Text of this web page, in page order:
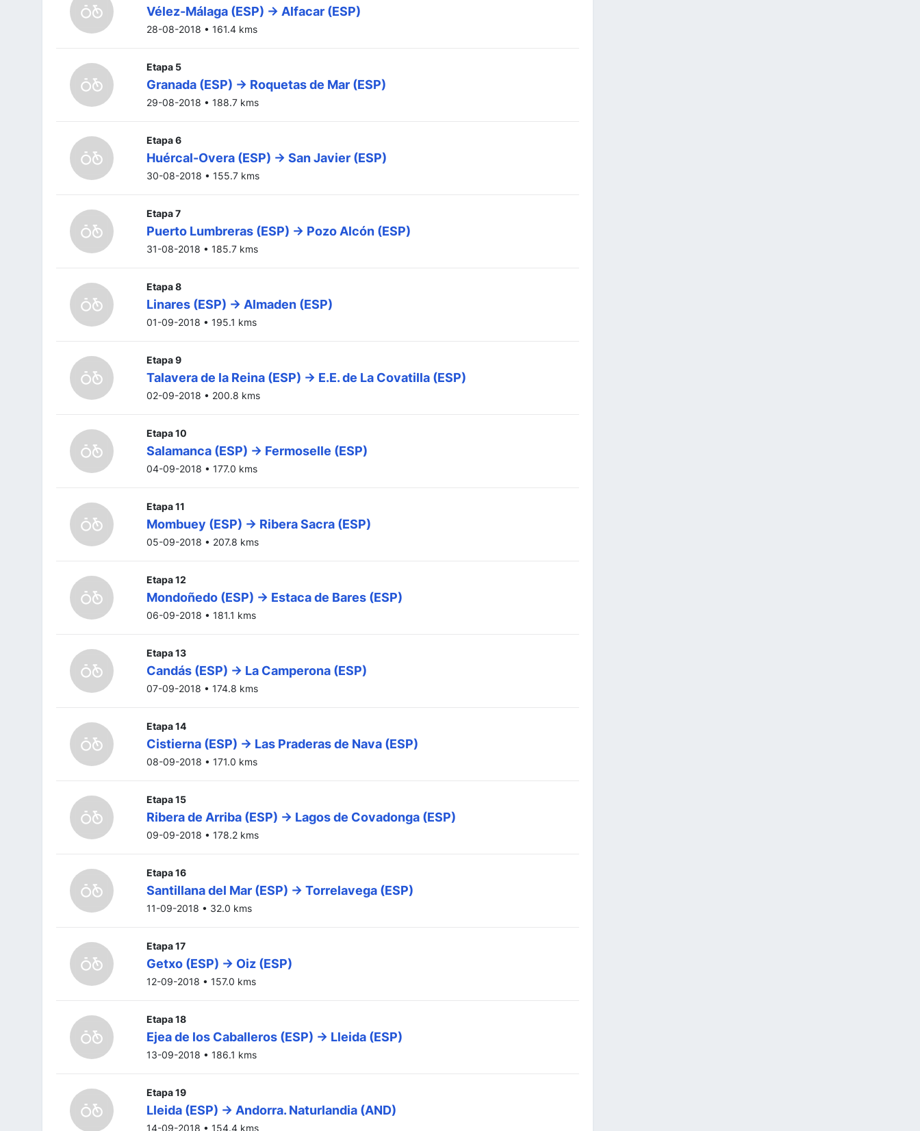
Vélez-Málaga (ESP) -> Alfacar (ESP)
28-08-2018 • 161.4 kms
Etapa 5
Granada (ESP) -> Roquetas de Mar (ESP)
29-08-2018 • 188.7 kms
Etapa 6
Huércal-Overa (ESP) -> San Javier (ESP)
30-08-2018 • 155.7 kms
Etapa 7
Puerto Lumbreras (ESP) -> Pozo Alcón (ESP)
31-08-2018 • 185.7 kms
Etapa 8
Linares (ESP) -> Almaden (ESP)
01-09-2018 • 195.1 kms
Etapa 9
Talavera de la Reina (ESP) -> E.E. de La Covatilla (ESP)
02-09-2018 • 200.8 kms
Etapa 10
Salamanca (ESP) -> Fermoselle (ESP)
04-09-2018 • 177.0 kms
Etapa 11
Mombuey (ESP) -> Ribera Sacra (ESP)
05-09-2018 • 207.8 kms
Etapa 12
Mondoñedo (ESP) -> Estaca de Bares (ESP)
06-09-2018 • 181.1 kms
Etapa 13
Candás (ESP) -> La Camperona (ESP)
07-09-2018 • 174.8 kms
Etapa 14
Cistierna (ESP) -> Las Praderas de Nava (ESP)
08-09-2018 • 171.0 kms
Etapa 15
Ribera de Arriba (ESP) -> Lagos de Covadonga (ESP)
09-09-2018 • 178.2 kms
Etapa 16
Santillana del Mar (ESP) -> Torrelavega (ESP)
11-09-2018 • 32.0 kms
Etapa 17
Getxo (ESP) -> Oiz (ESP)
12-09-2018 • 157.0 kms
Etapa 18
Ejea de los Caballeros (ESP) -> Lleida (ESP)
13-09-2018 • 186.1 kms
Etapa 19
Lleida (ESP) -> Andorra. Naturlandia (AND)
14-09-2018 • 154.4 kms